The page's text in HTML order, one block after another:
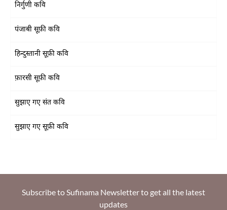
निर्गुणी कवि
पंजाबी सूफ़ी कवि
हिन्दुस्तानी सूफ़ी कवि
फ़ारसी सूफ़ी कवि
सुझाए गए संत कवि
सुझाए गए सूफ़ी कवि
Subscribe to Sufinama Newsletter to get all the latest
updates